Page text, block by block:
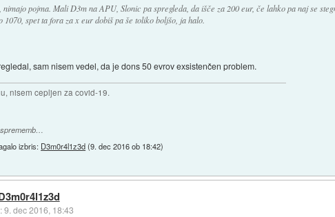
nimajo pojma. Mali D3m na APU, Slonic pa spregleda, da išče za 200 eur, če lahko pa naj se
1070, spet ta fora za x eur dobiš pa še toliko boljšo, ja halo.
sam nisem vedel, da je dons 50 evrov exsistenčen problem.
nisem cepljen za covid-19.
izbris: D3m0r4l1z3d(9. dec 2016 ob 18:42)
9. dec 2016, 18:43